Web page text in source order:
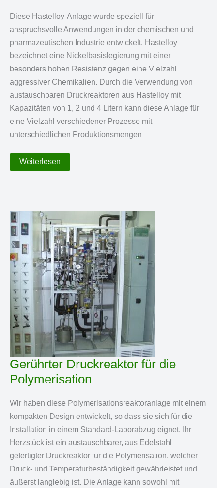
Diese Hastelloy-Anlage wurde speziell für
anspruchsvolle Anwendungen in der chemischen und
pharmazeutischen Industrie entwickelt. Hastelloy
bezeichnet eine Nickelbasislegierung mit einer
besonders hohen Resistenz gegen eine Vielzahl
aggressiver Chemikalien. Durch die Verwendung von
austauschbaren Druckreaktoren aus Hastelloy mit
Kapazitäten von 1, 2 und 4 Litern kann diese Anlage für
eine Vielzahl verschiedener Prozesse mit
unterschiedlichen Produktionsmengen
Hastelloy®-
Anlage
1,
L
Kesseln
Weiterlesen
Gerührter Druckreaktor für die
Polymerisation
Wir haben diese Polymerisationsreaktoranlage mit einem
kompakten Design entwickelt, so dass sie sich für die
Installation in einem Standard-Laborabzug eignet. Ihr
Herzstück ist ein austauschbarer, aus Edelstahl
gefertigter Druckreaktor für die Polymerisation, welcher
Druck- und Temperaturbeständigkeit gewährleistet und
äußerst langlebig ist. Die Anlage kann sowohl mit